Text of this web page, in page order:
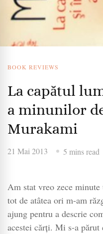
BOOK REVIEWS
La capătul
a minunilor
Murakami
21 Mai 2013 5 mins read
Am stat vreo zece
tot de atâtea ori m-am
ajung pentru a descrie
acestei cărți. Mi s-a părut